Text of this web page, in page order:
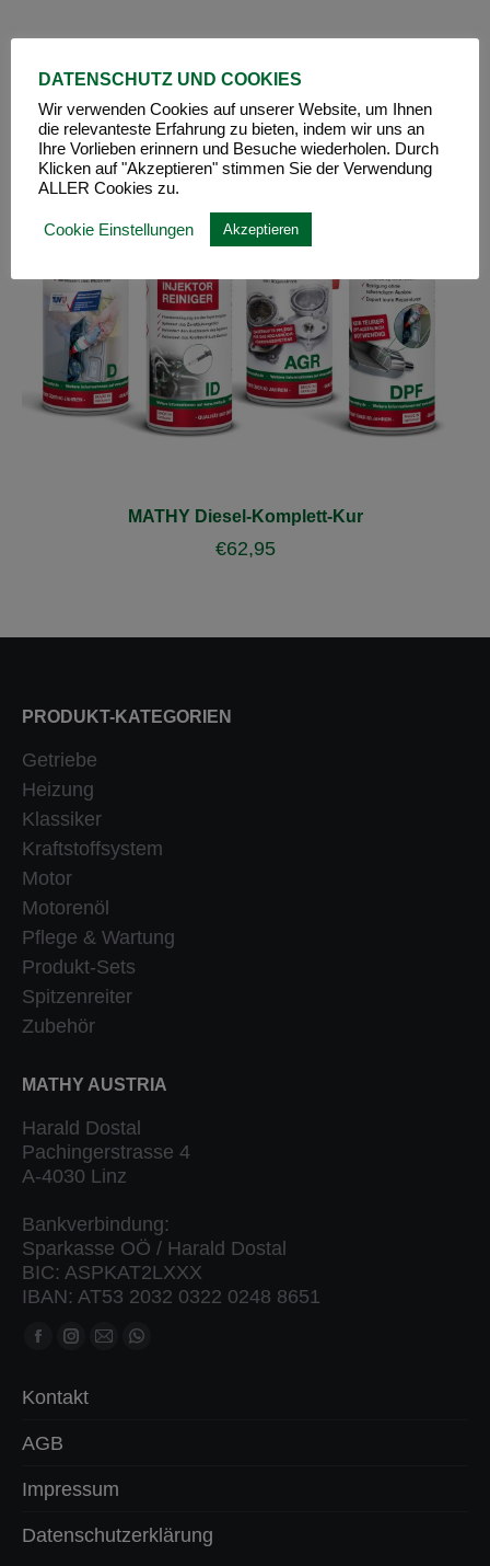
MATHY Diesel-Komplett-Kur
€62,95
PRODUKT-KATEGORIEN
Getriebe
Heizung
Klassiker
Kraftstoffsystem
Motor
Motorenöl
Pflege & Wartung
Produkt-Sets
Spitzenreiter
Zubehör
MATHY AUSTRIA
Harald Dostal
Pachingerstrasse 4
A-4030 Linz
Bankverbindung:
Sparkasse OÖ / Harald Dostal
BIC: ASPKAT2LXXX
IBAN: AT53 2032 0322 0248 8651
Finden Sie uns auf:
Facebook
öffnet
in
Fenster
Instagram
öffnet
Fenster
Mail
Fenster
Whatsapp
Kontakt
AGB
Impressum
Datenschutzerklärung
DATENSCHUTZ UND COOKIES
Wir verwenden Cookies auf unserer Website, um Ihnen
die relevanteste Erfahrung zu bieten, indem wir uns an
Ihre Vorlieben erinnern und Besuche wiederholen. Durch
Klicken auf "Akzeptieren" stimmen Sie der Verwendung
ALLER Cookies zu.
Cookie Einstellungen Akzeptieren